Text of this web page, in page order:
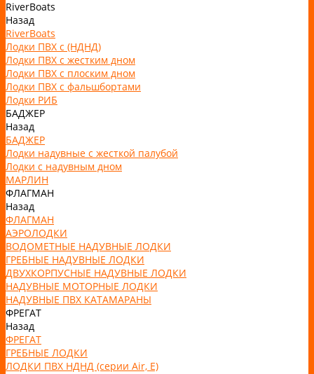
RiverBoats
Назад
RiverBoats
Лодки ПВХ с (НДНД)
Лодки ПВХ с жестким дном
Лодки ПВХ с плоским дном
Лодки ПВХ с фальшбортами
Лодки РИБ
БАДЖЕР
Назад
БАДЖЕР
Лодки надувные с жесткой палубой
Лодки с надувным дном
МАРЛИН
ФЛАГМАН
Назад
ФЛАГМАН
АЭРОЛОДКИ
ВОДОМЕТНЫЕ НАДУВНЫЕ ЛОДКИ
ГРЕБНЫЕ НАДУВНЫЕ ЛОДКИ
ДВУХКОРПУСНЫЕ НАДУВНЫЕ ЛОДКИ
НАДУВНЫЕ МОТОРНЫЕ ЛОДКИ
НАДУВНЫЕ ПВХ КАТАМАРАНЫ
ФРЕГАТ
Назад
ФРЕГАТ
ГРЕБНЫЕ ЛОДКИ
ЛОДКИ ПВХ НДНД (серии Air, Е)